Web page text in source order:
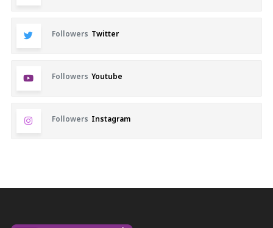
Followers Twitter
Followers Youtube
Followers Instagram